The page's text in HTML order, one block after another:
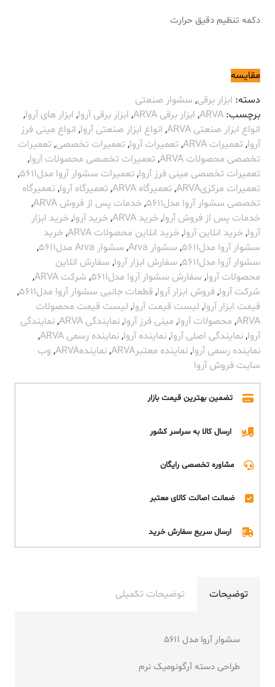
دکمه تنظیم دقیق حرارت
مقایسه
دسته: ابزار برقی, سشوار صنعتی
برچسب: ARVA
, ابزار برقی ARVA , ابزار برقی آروا, ابزار های آروا,
انواع ابزار صنعتی ARVA
, انواع ابزار صنعتی آروا, انواع مینی فرز
آروا, تعمیرات ARVA , تعمیرات آروا, تعمیرات تخصصی, تعمیرات
تخصصی محصولات ARVA
, تعمیرات تخصصی محصولات آروا,
تعمیرات تخصصی مینی فرز آروا, تعمیرات سشوار آروا مدل5611
,
تعمیرات مرکزیARVA
, تعمیرگاه ARVA , تعمیرگاه آروا, تعمیرگاه
تخصصی سشوار آروا مدل5611
,خدمات پس از فروش ARVA
,
خدمات پس از فروش آروا,خرید ARVA ,خرید آروا,خرید ابزار
آروا,خرید انلاین آروا,خرید انلاین محصولات ARVA ,خرید
سشوار آروا مدل5611
, سشوار Arva , سشوار Arva مدل5611
,
سشوار آروا مدل5611
, سفارش ابزار آروا, سفارش انلاین
محصولات آروا, سفارش سشوار آروا مدل5611 , شرکت ARVA
,
شرکت آروا, فروش ابزار آروا, قطعات جانبی سشوار آروا مدل5611
,
قیمت ابزار آروا, لیست قیمت آروا, لیست قیمت محصولات
ARVA
, محصولات آروا, مینی فرز آروا,نمایندگی ARVA ,نمایندگی
آروا,نمایندگی اصلی آروا,نماینده آروا,نماینده رسمی ARVA
,
نماینده رسمی آروا,نماینده معتبرARVA ,نمایندهARVA , وب
سایت فروش آروا
تضمین بهترین قیمت بازار
ارسال کالا به سراسر کشور
مشاوره تخصصی رایگان
ضمانت اصالت کالای معتبر
ارسال سریع سفارش خرید
توضیحات توضیحات تکمیلی
سشوار آروا مدل 5611
طراحی دسته آرگونومیک نرم